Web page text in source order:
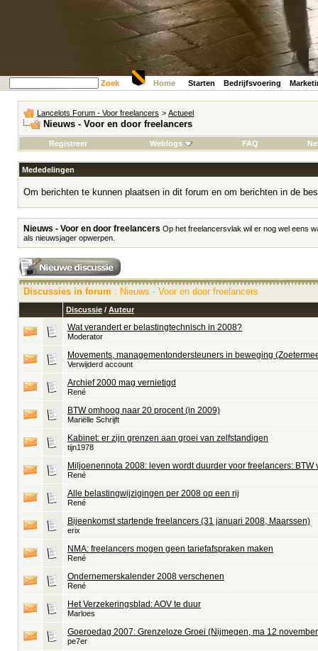
Zoek Home Starten Bedrijfsvoering
Lancelots Forum - Voor freelancers > Actueel
Nieuws - Voor en door freelancers
Registreer Weblogs FAQ
Mededelingen
Om berichten te kunnen plaatsen in dit forum en om berichten in de
Nieuws - Voor en door freelancers Op het freelancersvlak wil er nog wel eens
als nieuwsjager opwerpen.
Discussies in forum : Nieuws - Voor en door freelancers
Discussie / Auteur
Wat verandert er belastingtechnisch in 2008?
Moderator
Movements, managementondersteuners in beweging
Verwijderd account
Archief 2000 mag vernietigd
René
BTW omhoog naar 20 procent (in 2009)
Mariëlle Schrijft
Kabinet: er zijn grenzen aan groei van zelfstandigen
tijn1978
Miljoenennota 2008: leven wordt duurder voor freelancers: BTW
René
Alle belastingwijzigingen per 2008 op een rij
René
Bijeenkomst startende freelancers (31 januari 2008, Maarssen)
erix
NMA: freelancers mogen geen tariefafspraken maken
René
Ondernemerskalender 2008 verschenen
René
Het Verzekeringsblad: AOV te duur
Marloes
Goeroedag 2007: Grenzeloze Groei (Nijmegen, ma 12
pe7er